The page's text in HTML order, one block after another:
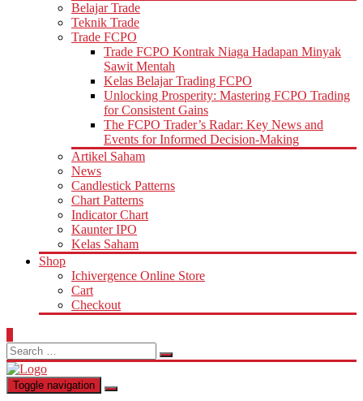
Belajar Trade
Teknik Trade
Trade FCPO
Trade FCPO Kontrak Niaga Hadapan Minyak
Sawit Mentah
Kelas Belajar Trading FCPO
Unlocking Prosperity: Mastering FCPO Trading
for Consistent Gains
The FCPO Trader’s Radar: Key News and
Events for Informed Decision-Making
Artikel Saham
News
Candlestick Patterns
Chart Patterns
Indicator Chart
Kaunter IPO
Kelas Saham
Shop
Ichivergence Online Store
Cart
Checkout
Search
for:
Toggle navigation